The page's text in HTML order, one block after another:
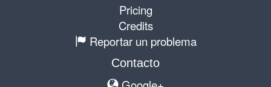
Pricing
Credits
Reportar un problema
Contacto